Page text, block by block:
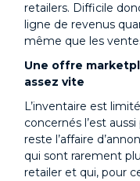
retailers. Difficile
ligne de revenus
même que les
Une offre
assez vite
L’inventaire est
concernés l’est
reste l’affaire
qui sont rarement
retailer et qui, pour